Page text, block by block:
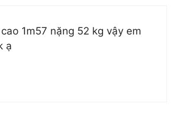
1m57 nặng 52 kg vậy em
ạ